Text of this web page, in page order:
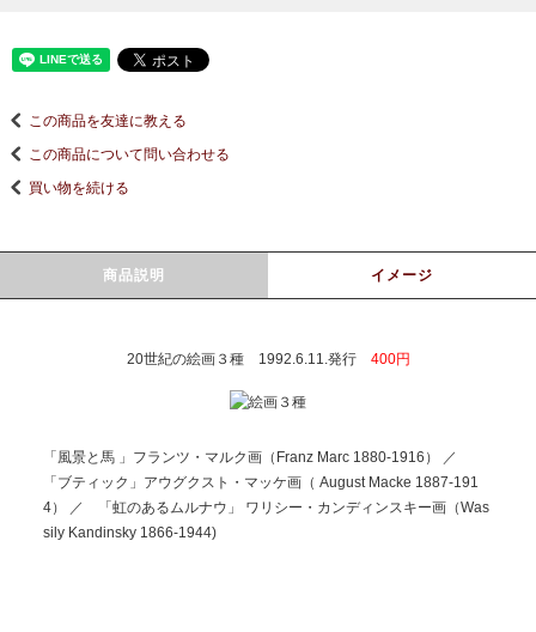
この商品を友達に教える
この商品について問い合わせる
買い物を続ける
商品説明 イメージ
20世紀の絵画３種 1992.6.11.発行 400円
「風景と馬 」フランツ・マルク画（Franz Marc 1880-1916） ／
「ブティック」アウグクスト・マッケ画（ August Macke 1887-191
4） ／ 「虹のあるムルナウ」 ワリシー・カンディンスキー画（Was
sily Kandinsky 1866-1944)